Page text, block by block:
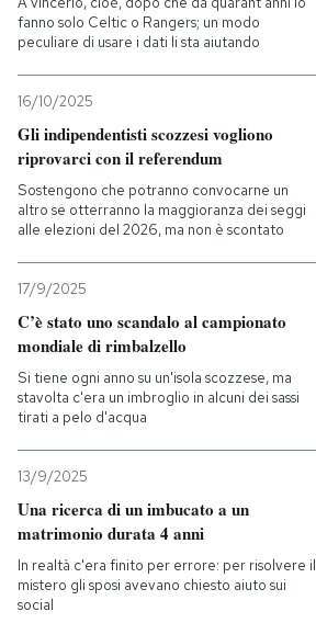
fanno solo Celtic o Rangers; un modo
peculiare di usare i dati li sta aiutando
16/10/2025
Gli indipendentisti scozzesi vogliono
riprovarci con il referendum
Sostengono che potranno convocarne un
altro se otterranno la maggioranza dei seggi
alle elezioni del 2026, ma non è scontato
17/9/2025
C’è stato uno scandalo al campionato
mondiale di rimbalzello
Si tiene ogni anno su un'isola scozzese, ma
stavolta c'era un imbroglio in alcuni dei sassi
tirati a pelo d'acqua
13/9/2025
Una ricerca di un imbucato a un
matrimonio durata 4 anni
In realtà c'era finito per errore: per risolvere il
mistero gli sposi avevano chiesto aiuto sui
social